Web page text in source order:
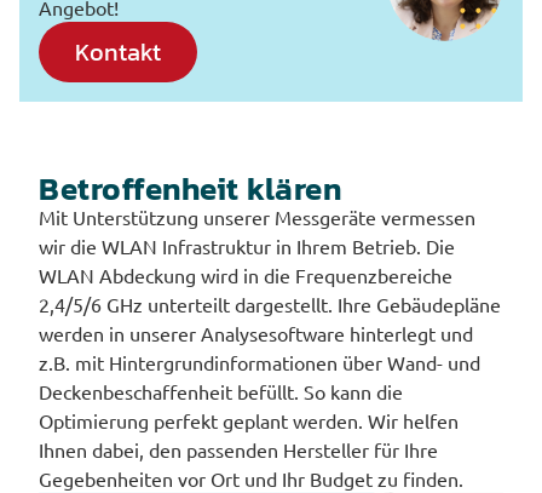
Angebot!
Kontakt
Betroffenheit klären
Mit Unterstützung unserer Messgeräte vermessen
wir die WLAN Infrastruktur in Ihrem Betrieb. Die
WLAN Abdeckung wird in die Frequenzbereiche
2,4/5/6 GHz unterteilt dargestellt. Ihre Gebäudepläne
werden in unserer Analysesoftware hinterlegt und
z.B. mit Hintergrundinformationen über Wand- und
Deckenbeschaffenheit befüllt. So kann die
Optimierung perfekt geplant werden. Wir helfen
Ihnen dabei, den passenden Hersteller für Ihre
Gegebenheiten vor Ort und Ihr Budget zu finden.